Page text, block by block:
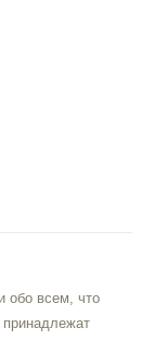
обо всем, что